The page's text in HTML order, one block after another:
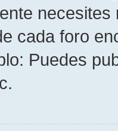
cada foro
Puedes